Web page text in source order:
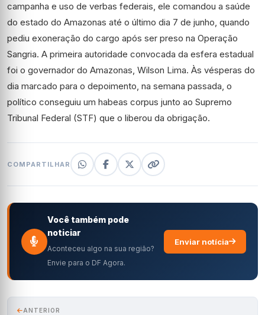
campanha e uso de verbas federais, ele comandou a saúde
do estado do Amazonas até o último dia 7 de junho, quando
pediu exoneração do cargo após ser preso na Operação
Sangria. A primeira autoridade convocada da esfera estadual
foi o governador do Amazonas, Wilson Lima. Às vésperas do
dia marcado para o depoimento, na semana passada, o
político conseguiu um habeas corpus junto ao Supremo
Tribunal Federal (STF) que o liberou da obrigação.
COMPARTILHAR
Você também pode
noticiar
Aconteceu algo na sua região?
Envie para o DF Agora.
Enviar notícia
ANTERIOR